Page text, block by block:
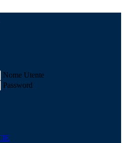
Nome Utente
Password